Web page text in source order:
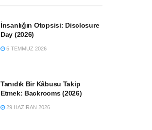
İnsanlığın Otopsisi: Disclosure
Day (2026)
5 TEMMUZ 2026
Tanıdık Bir Kâbusu Takip
Etmek: Backrooms (2026)
29 HAZIRAN 2026